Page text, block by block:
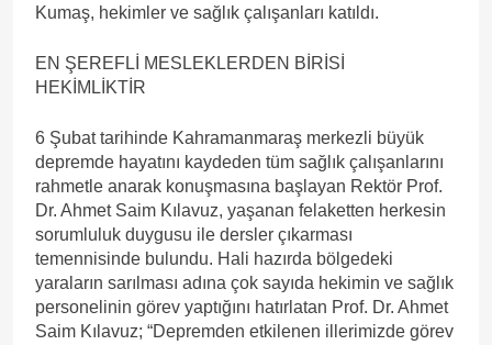
Kumaş, hekimler ve sağlık çalışanları katıldı.
EN ŞEREFLİ MESLEKLERDEN BİRİSİ
HEKİMLİKTİR
6 Şubat tarihinde Kahramanmaraş merkezli büyük
depremde hayatını kaydeden tüm sağlık çalışanlarını
rahmetle anarak konuşmasına başlayan Rektör Prof.
Dr. Ahmet Saim Kılavuz, yaşanan felaketten herkesin
sorumluluk duygusu ile dersler çıkarması
temennisinde bulundu. Hali hazırda bölgedeki
yaraların sarılması adına çok sayıda hekimin ve sağlık
personelinin görev yaptığını hatırlatan Prof. Dr. Ahmet
Saim Kılavuz; “Depremden etkilenen illerimizde görev